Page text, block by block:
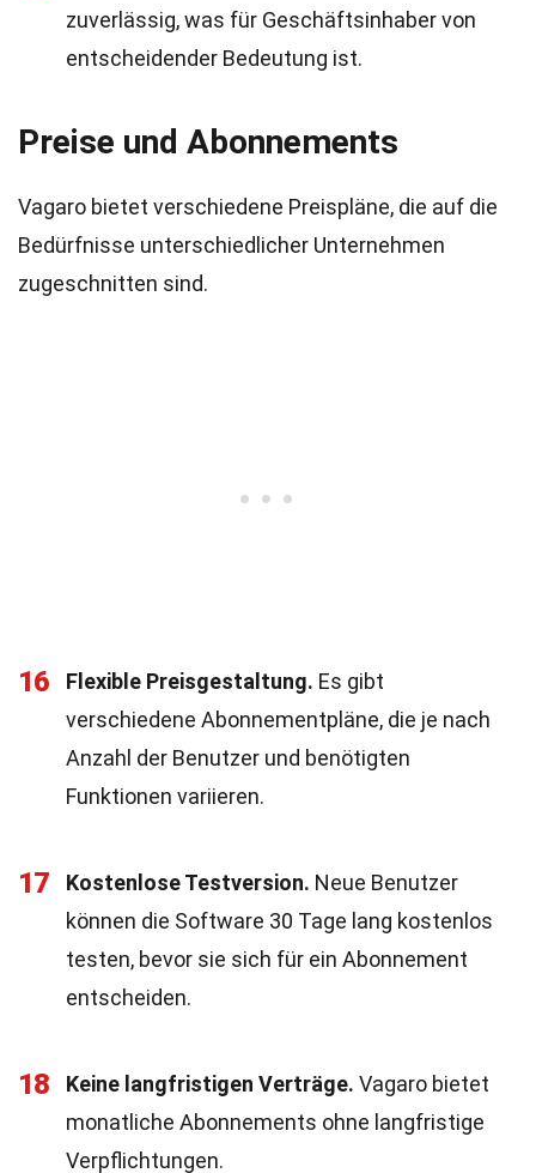
zuverlässig, was für Geschäftsinhaber von
entscheidender Bedeutung ist.
Preise und Abonnements
Vagaro bietet verschiedene Preispläne, die auf die
Bedürfnisse unterschiedlicher Unternehmen
zugeschnitten sind.
16 Flexible Preisgestaltung. Es gibt
verschiedene Abonnementpläne, die je nach
Anzahl der Benutzer und benötigten
Funktionen variieren.
17 Kostenlose Testversion. Neue Benutzer
können die Software 30 Tage lang kostenlos
testen, bevor sie sich für ein Abonnement
entscheiden.
18 Keine langfristigen Verträge. Vagaro bietet
monatliche Abonnements ohne langfristige
Verpflichtungen.